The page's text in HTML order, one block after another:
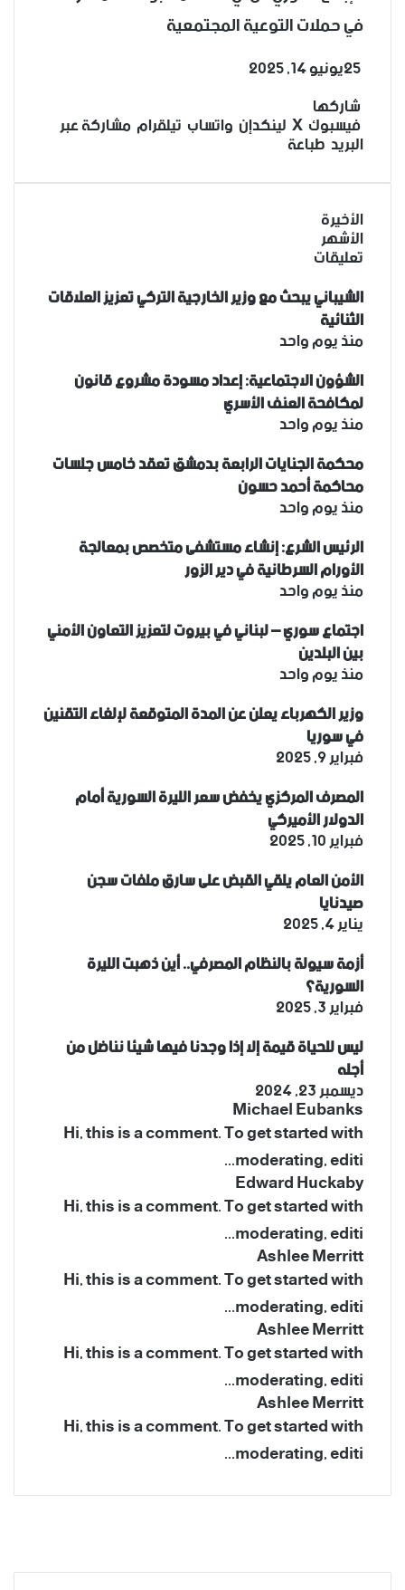
في حملات التوعية المجتمعية
يونيو 14, 2025
فيسبوك
‫X
لينكدإن
واتساب
تيلقرام
شاركها
فيسبوك‫Xلينكدإنواتسابتيلقراممشاركة عبر البريدطباعة
الأخيرة
الأشهر
تعليقات
الشيباني يبحث مع وزير الخارجية التركي تعزيز العلاقات
الثنائية
منذ يوم واحد
الشؤون الاجتماعية: إعداد مسودة مشروع قانون
لمكافحة العنف الأسري ‏
منذ يوم واحد
محكمة الجنايات الرابعة بدمشق تعقد خامس جلسات
محاكمة أحمد حسون
منذ يوم واحد
الرئيس الشرع: إنشاء ‌‏مستشفى متخصص بمعالجة
الأورام السرطانية في دير الزور
منذ يوم واحد
اجتماع سوري – لبناني في بيروت لتعزيز التعاون ‏الأمني
‏بين البلدين
منذ يوم واحد
وزير الكهرباء يعلن عن المدة المتوقعة لإلغاء التقنين
في سوريا
فبراير 9, 2025
المصرف المركزي يخفض سعر الليرة السورية أمام
الدولار الأميركي
فبراير 10, 2025
الأمن العام يلقي القبض على سارق ملفات سجن
صيدنايا
يناير 4, 2025
أزمة سيولة بالنظام المصرفي.. أين ذهبت الليرة
السورية؟
فبراير 3, 2025
ليس للحياة قيمة إلا إذا وجدنا فيها شيئا نناضل من
أجله
ديسمبر 23, 2024
Michael Eubanks
Hi, this is a comment. To get started with
moderating, editi...
Edward Huckaby
Hi, this is a comment. To get started with
moderating, editi...
Ashlee Merritt
Hi, this is a comment. To get started with
moderating, editi...
Ashlee Merritt
Hi, this is a comment. To get started with
moderating, editi...
Ashlee Merritt
Hi, this is a comment. To get started with
moderating, editi...
فيسبوك